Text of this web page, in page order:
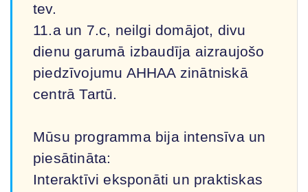
tev.
11.a un 7.c, neilgi domājot, divu
dienu garumā izbaudīja aizraujošo
piedzīvojumu AHHAA zinātniskā
centrā Tartū.
Mūsu programma bija intensīva un
piesātināta:
Interaktīvi eksponāti un praktiskas